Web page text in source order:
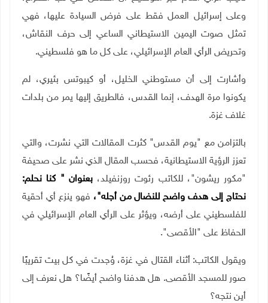
وعلى إسرائيل العمل فقط على فرض السيادة عليها، فهي
تمثل صوت اليمين الاستيطاني الساعي إلى حرف النقاش،
وتحريض الرأي العام الإسرائيلي، على كل ما هو فلسطيني.
وأشارت إلى أن مستوطني الخليل، أو كيبوتس بئيري، لم
يكونوا مرة الهدف، إنما القدس، فالطريق إليها يمر من بلدات
غلاف غزة.
بالتزامن مع "يوم القدس" كثرت المقالات التي نشرت، والتي
تعزز الرؤية الاستيطانية، فحسب المقال الذي نشر على صحيفة
"مكور ريشون"، للكاتب رئوت روزنفيلد،بعنوان " كنا نحلم:
نحتاج إلى هدف واضح للنضال من أجله"، فهو ينزع أي أحقية
للفلسطيني على أرضه، ويؤثر على الرأي العام الإسرائيلي في
الحفاظ على "الأقصى".
ويقول الكاتب: أثناء القتال في غزة، وُجدت في كل بيت تقريبًا
صور للمسجد الأقصى. هل هدفناواضح أيضًا؟ هل نعرف إلى
أين نتجه؟